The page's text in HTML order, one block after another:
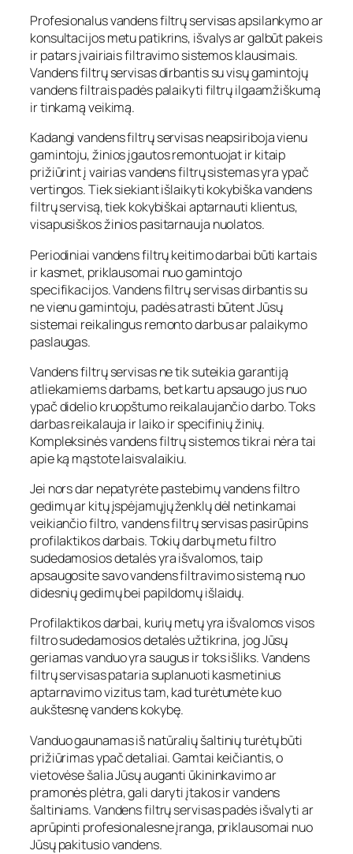
Profesionalus vandens filtrų servisas apsilankymo ar
konsultacijos metu patikrins, išvalys ar galbūt pakeis
ir patars įvairiais filtravimo sistemos klausimais.
Vandens filtrų servisas dirbantis su visų gamintojų
vandens filtrais padės palaikyti filtrų ilgaamžiškumą
ir tinkamą veikimą.
Kadangi vandens filtrų servisas neapsiriboja vienu
gamintoju, žinios įgautos remontuojat ir kitaip
prižiūrint į vairias vandens filtrų sistemas yra ypač
vertingos. Tiek siekiant išlaikyti kokybiška vandens
filtrų servisą, tiek kokybiškai aptarnauti klientus,
visapusiškos žinios pasitarnauja nuolatos.
Periodiniai vandens filtrų keitimo darbai būti kartais
ir kasmet, priklausomai nuo gamintojo
specifikacijos. Vandens filtrų servisas dirbantis su
ne vienu gamintoju, padės atrasti būtent Jūsų
sistemai reikalingus remonto darbus ar palaikymo
paslaugas.
Vandens filtrų servisas ne tik suteikia garantiją
atliekamiems darbams, bet kartu apsaugo jus nuo
ypač didelio kruopštumo reikalaujančio darbo. Toks
darbas reikalauja ir laiko ir specifinių žinių.
Kompleksinės vandens filtrų sistemos tikrai nėra tai
apie ką mąstote laisvalaikiu.
Jei nors dar nepatyrėte pastebimų vandens filtro
gedimų ar kitų įspėjamųjų ženklų dėl netinkamai
veikiančio filtro, vandens filtrų servisas pasirūpins
profilaktikos darbais. Tokių darbų metu filtro
sudedamosios detalės yra išvalomos, taip
apsaugosite savo vandens filtravimo sistemą nuo
didesnių gedimų bei papildomų išlaidų.
Profilaktikos darbai, kurių metų yra išvalomos visos
filtro sudedamosios detalės užtikrina, jog Jūsų
geriamas vanduo yra saugus ir toks išliks. Vandens
filtrų servisas pataria suplanuoti kasmetinius
aptarnavimo vizitus tam, kad turėtumėte kuo
aukštesnę vandens kokybę.
Vanduo gaunamas iš natūralių šaltinių turėtų būti
prižiūrimas ypač detaliai. Gamtai keičiantis, o
vietovėse šalia Jūsų auganti ūkininkavimo ar
pramonės plėtra, gali daryti įtakos ir vandens
šaltiniams. Vandens filtrų servisas padės išvalyti ar
aprūpinti profesionalesne įranga, priklausomai nuo
Jūsų pakitusio vandens.